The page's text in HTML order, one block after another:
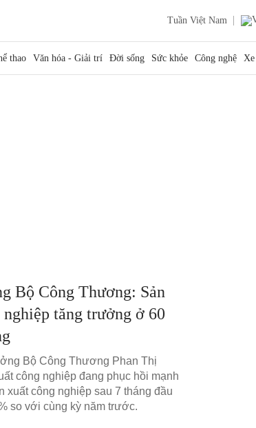
Tuần Việt Nam
thao Văn hóa - Giải trí Đời sống Sức khỏe Công nghệ Xe
Bộ Công Thương: Sản
tăng trưởng ở 60
Bộ Công Thương Phan Thị
công nghiệp đang phục hồi mạnh
xuất công nghiệp sau 7 tháng đầu
so với cùng kỳ năm trước.